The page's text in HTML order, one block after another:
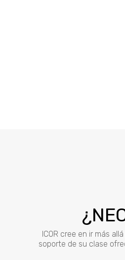
ICOR cree en ir más
soporte de su clase